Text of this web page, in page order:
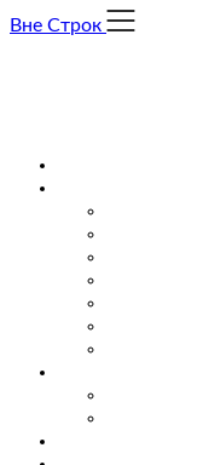
Skip
Вне Строк